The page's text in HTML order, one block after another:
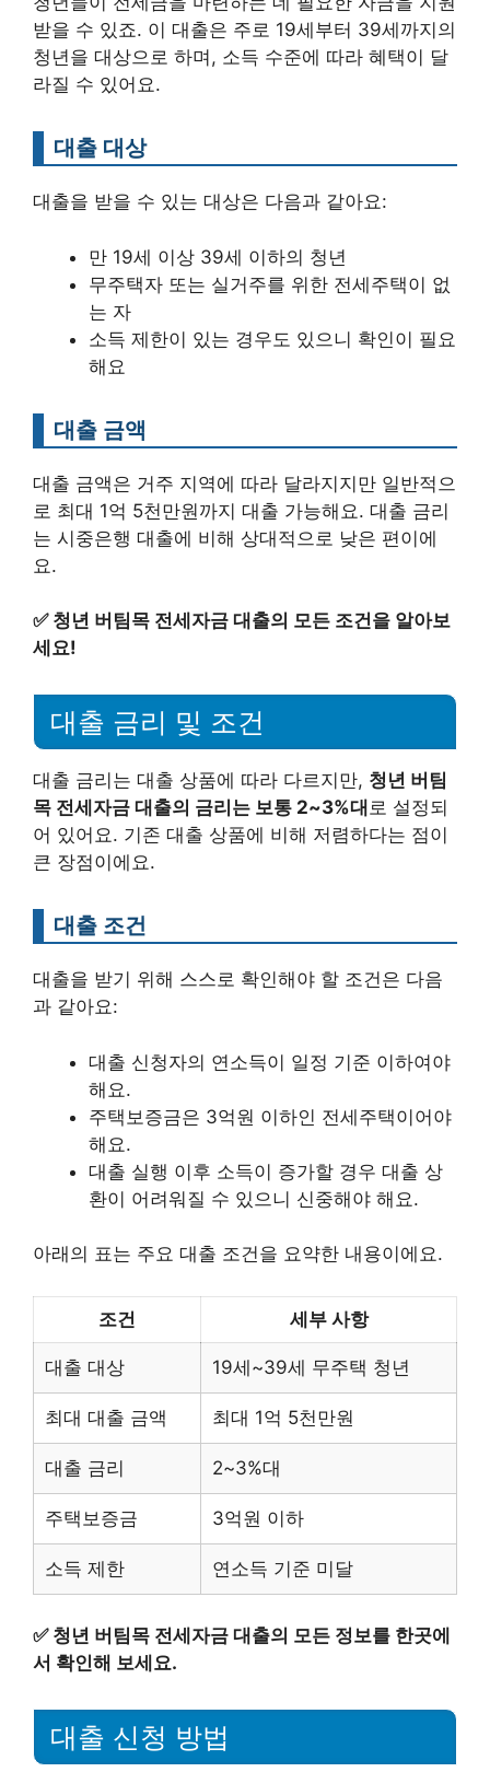
받을 수 있죠. 이 대출은 주로 19세부터 39세까지의
청년을 대상으로 하며, 소득 수준에 따라 혜택이 달
라질 수 있어요.
대출 대상
대출을 받을 수 있는 대상은 다음과 같아요:
만 19세 이상 39세 이하의 청년
무주택자 또는 실거주를 위한 전세주택이 없
는 자
소득 제한이 있는 경우도 있으니 확인이 필요
해요
대출 금액
대출 금액은 거주 지역에 따라 달라지지만 일반적으
로 최대 1억 5천만원까지 대출 가능해요. 대출 금리
는 시중은행 대출에 비해 상대적으로 낮은 편이에
요.
✅ 청년 버팀목 전세자금 대출의 모든 조건을 알아보
세요!
대출 금리 및 조건
대출 금리는 대출 상품에 따라 다르지만, 청년 버팀
목 전세자금 대출의 금리는 보통 2~3%대 로 설정되
어 있어요. 기존 대출 상품에 비해 저렴하다는 점이
큰 장점이에요.
대출 조건
대출을 받기 위해 스스로 확인해야 할 조건은 다음
과 같아요:
대출 신청자의 연소득이 일정 기준 이하여야
해요.
주택보증금은 3억원 이하인 전세주택이어야
해요.
대출 실행 이후 소득이 증가할 경우 대출 상
환이 어려워질 수 있으니 신중해야 해요.
아래의 표는 주요 대출 조건을 요약한 내용이에요.
조건 세부 사항
대출 대상 19세~39세 무주택 청년
최대 대출 금액 최대 1억 5천만원
대출 금리 2~3%대
주택보증금 3억원 이하
소득 제한 연소득 기준 미달
✅ 청년 버팀목 전세자금 대출의 모든 정보를 한곳에
서 확인해 보세요.
대출 신청 방법